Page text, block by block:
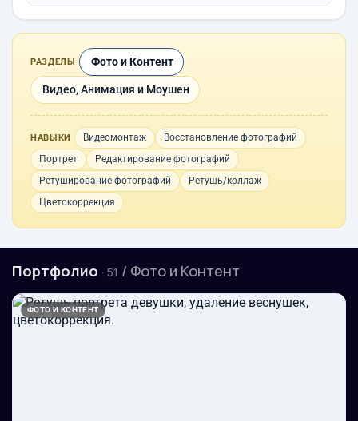
РАЗДЕЛЫ Фото и Контент
Видео, Анимация и Моушен
НАВЫКИ Видеомонтаж
Восстановление фотографий
Портрет
Редактирование фотографий
Ретуширование фотографий
Ретушь/коллаж
Цветокоррекция
Портфолио · 51 / Фото и Контент
ФОТО И КОНТЕНТ